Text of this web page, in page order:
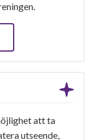
att ta
utseende,